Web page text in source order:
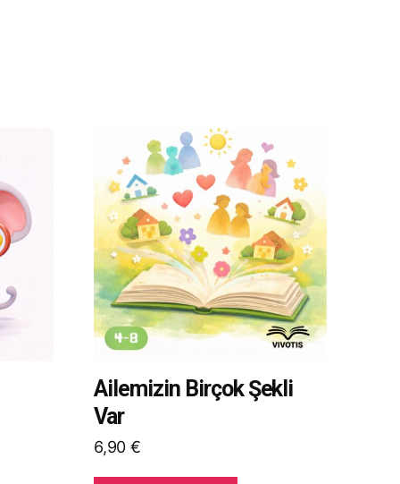
Ailemizin Birçok Şekli
Var
6,90 €
ürünün
birden
fazla
varyasyonu
var.
Seçenekler
ürün
sayfasından
seçilebilir